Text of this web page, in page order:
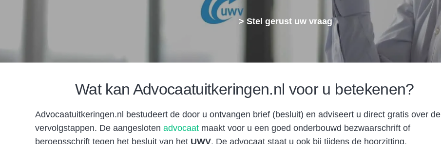
> Stel gerust uw vraag
Wat kan Advocaatuitkeringen.nl voor u betekenen?
Advocaatuitkeringen.nl bestudeert de door u ontvangen brief (besluit) en adviseert u direct gratis over de
vervolgstappen. De aangesloten advocaat maakt voor u een goed onderbouwd bezwaarschrift of
beroepsschrift tegen het besluit van het UWV. De advocaat staat u ook bij tijdens de hoorzitting.